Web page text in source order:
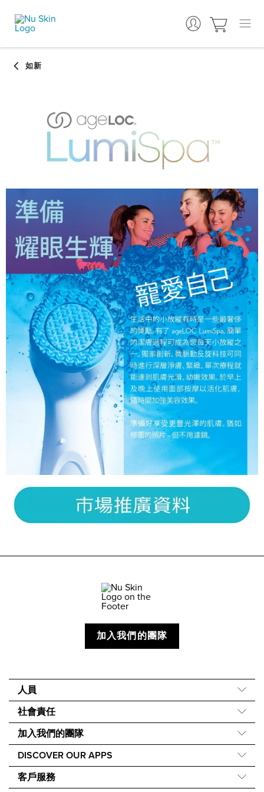
加入我們的團隊
人員
關於我們
我們的故事
40 週年
Careers
Newsroom
Investors
社會責任
Force for Good
Nourish the Children
永續發展
成分理念
加入我們的團隊
DirectSelling.org
一个全球声音
DISCOVER OUR APPS
Nu Skin Vera®
Nu Skin Stela
客戶服務